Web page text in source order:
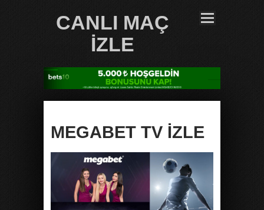
CANLI MAÇ
İZLE
MEGABET TV İZLE